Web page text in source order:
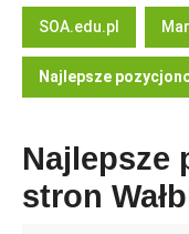
SOA.edu.pl
Najlepsze
Najlepsze
stron